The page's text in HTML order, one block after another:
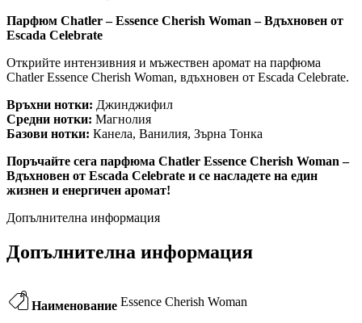
Парфюм Chatler – Essence Cherish Woman – Вдъхновен от
Escada Celebrate
Открийте интензивния и мъжествен аромат на парфюма
Chatler Essence Cherish Woman, вдъхновен от Escada Celebrate.
Връхни нотки: Джинджифил
Средни нотки: Магнолия
Базови нотки: Канела, Ванилия, Зърна Тонка
Поръчайте сега парфюма Chatler Essence Cherish Woman –
Вдъхновен от Escada Celebrate и се насладете на един
жизнен и енергичен аромат!
Допълнителна информация
Допълнителна информация
Наименование Essence Cherish Woman